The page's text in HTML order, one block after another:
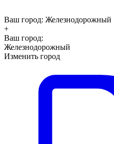
Ваш город: Железнодорожный
+
Ваш город:
Железнодорожный
Изменить город